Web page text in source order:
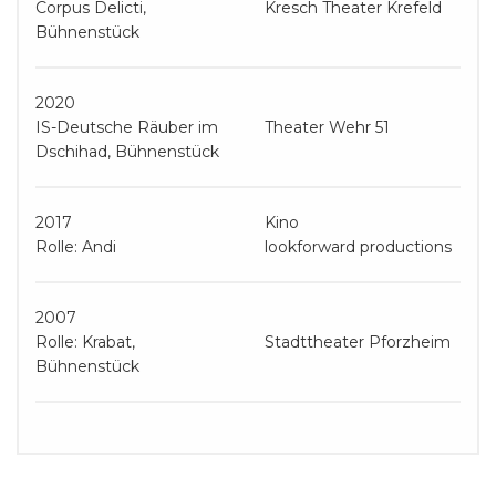
Corpus Delicti,
Bühnenstück
Kresch Theater Krefeld
2020
IS-Deutsche Räuber im
Dschihad, Bühnenstück
Theater Wehr 51
2017
Kino
Rolle: Andi
lookforward productions
2007
Rolle: Krabat,
Bühnenstück
Stadttheater Pforzheim